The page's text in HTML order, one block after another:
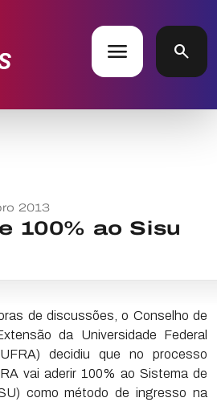
menu search
2013
100% ao Sisu
de discussões, o Conselho de
da Universidade Federal
decidiu que no processo
vai aderir 100% ao Sistema de
como método de ingresso na